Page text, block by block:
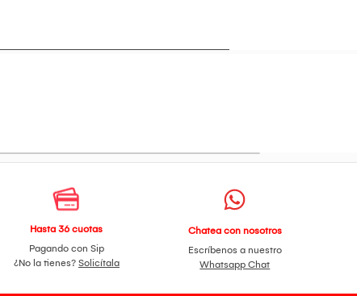
Hasta 36 cuotas
Pagando con Sip
¿No la tienes? Solicítala
Chatea con nosotros
Escríbenos a nuestro
Whatsapp Chat